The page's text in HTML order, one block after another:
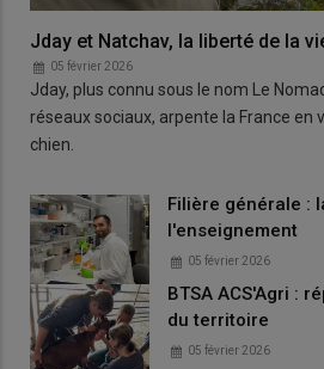
Jday et Natchav, la liberté de la
05 février 2026
Jday, plus connu sous le nom Le
réseaux sociaux, arpente la France en
chien.
Filière générale :
l'enseignement
05 février 2026
BTSA ACS'Agri :
du territoire
05 février 2026